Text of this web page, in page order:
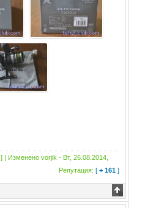
] | Измененоvorjik - Вт, 26.08.2014,
Репутация: [+ 161 ]